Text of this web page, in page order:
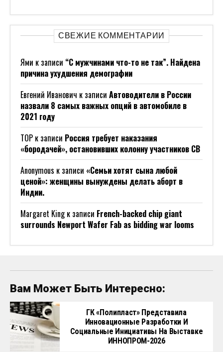
СВЕЖИЕ КОММЕНТАРИИ
Ями к записи “С мужчинами что-то не так”. Найдена
причина ухудшения демографии
Евгений Иванович к записи Автоводители в России
назвали 8 самых важных опций в автомобиле в
2021 году
ТОР к записи Россия требует наказания
«бородачей», остановивших колонну участников СВ
Anonymous к записи «Семьи хотят сына любой
ценой»: женщины вынуждены делать аборт в
Индии.
Margaret Kingк записи French-backed chip giant
surrounds Newport Wafer Fab as bidding war looms
Вам Может Быть Интересно:
ГК «Полипласт» Представила
Инновационные Разработки И
Социальные Инициативы На Выставке
ИННОПРОМ-2026